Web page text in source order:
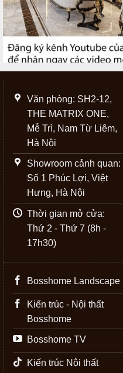
Văn phòng: SH2-12,
THE MATRIX ONE,
Mễ Trì, Nam Từ Liêm,
Hà Nội
Showroom cảnh quan:
Số 1 Phúc Lợi, Việt
Hưng, Hà Nội
Thời gian mở cửa:
Thứ 2 - Thứ 7 (8h -
17h30)
Bosshome Landscape
Kiến trúc - Nội thất
Bosshome
Bosshome TV
Kiến trúc Nội thất